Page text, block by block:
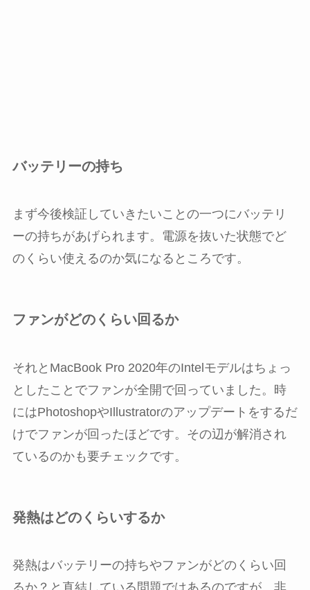
バッテリーの持ち
まず今後検証していきたいことの一つにバッテリ
ーの持ちがあげられます。電源を抜いた状態でど
のくらい使えるのか気になるところです。
ファンがどのくらい回るか
それとMacBook Pro 2020年のIntelモデルはちょっ
としたことでファンが全開で回っていました。時
にはPhotoshopやIllustratorのアップデートをするだ
けでファンが回ったほどです。その辺が解消され
ているのかも要チェックです。
発熱はどのくらいするか
発熱はバッテリーの持ちやファンがどのくらい回